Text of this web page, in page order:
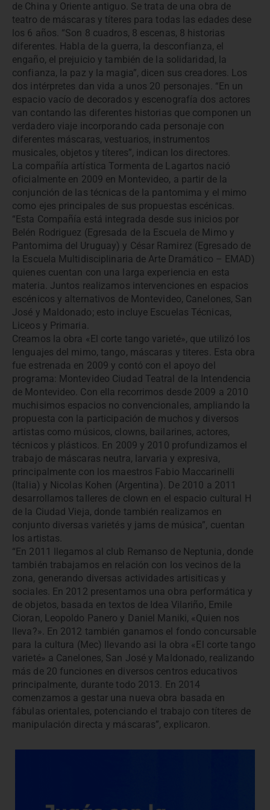
de China y Oriente antiguo. Se trata de una obra de
teatro de máscaras y títeres para todas las edades dese
los 6 años. “Son 8 cuadros, 8 escenas, 8 historias
diferentes. Habla de la guerra, la desconfianza, el
engaño, el prejuicio y también de la solidaridad, la
confianza, la paz y la magia”, dicen sus creadores. Los
dos intérpretes dan vida a unos 20 personajes. “En un
espacio vacío de decorados y escenografía dos actores
van contando las diferentes historias que componen un
verdadero viaje incorporando cada personaje con
diferentes máscaras, vestuarios, instrumentos
musicales, objetos y títeres”, indican los directores.
La compañía artística Tormenta de Lagartos nació
oficialmente en 2009 en Montevideo, a partir de la
conjunción de las técnicas de la pantomima y el mimo
como ejes principales de sus propuestas escénicas.
“Esta Compañía está integrada desde sus inicios por
Belén Rodriguez (Egresada de la Escuela de Mimo y
Pantomima del Uruguay) y César Ramirez (Egresado de
la Escuela Multidisciplinaria de Arte Dramático – EMAD)
quienes cuentan con una larga experiencia en esta
materia. Juntos realizamos intervenciones en espacios
escénicos y alternativos de Montevideo, Canelones, San
José y Maldonado; esto incluye Escuelas Técnicas,
Liceos y Primaria.
Creamos la obra «El corte tango varieté», que utilizó los
lenguajes del mimo, tango, máscaras y titeres. Esta obra
fue estrenada en 2009 y contó con el apoyo del
programa: Montevideo Ciudad Teatral de la Intendencia
de Montevideo. Con ella recorrimos desde 2009 a 2010
muchisimos espacios no convencionales, ampliando la
propuesta con la participación de muchos y diversos
artistas como músicos, clowns, bailarines, actores,
técnicos y plásticos. En 2009 y 2010 profundizamos el
trabajo de máscaras neutra, larvaria y expresiva,
principalmente con los maestros Fabio Maccarinelli
(Italia) y Nicolas Kohen (Argentina). De 2010 a 2011
desarrollamos talleres de clown en el espacio cultural H
de la Ciudad Vieja, donde también realizamos en
conjunto diversas varietés y jams de música”, cuentan
los artistas.
“En 2011 llegamos al club Remanso de Neptunia, donde
también trabajamos en relación con los vecinos de la
zona, generando diversas actividades artisiticas y
sociales. En 2012 presentamos una obra performática y
de objetos, basada en textos de Idea Vilariño, Emile
Cioran, Leopoldo Panero y Daniel Maniki, «Quien nos
lleva?». En 2012 también ganamos el fondo concursable
para la cultura (Mec) llevando asi la obra «El corte tango
varieté» a Canelones, San José y Maldonado, realizando
más de 20 funciones en diversos centros educativos
principalmente, durante todo 2013. En 2014
comenzamos a gestar una nueva obra basada en
fábulas orientales, potenciando el trabajo con títeres de
manipulación directa y máscaras”, explicaron.